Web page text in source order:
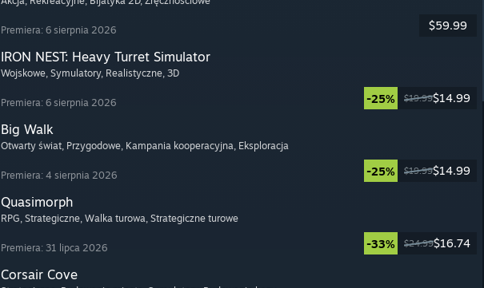
Premiera: 6 sierpnia 2026 $59.99
IRON NEST: Heavy Turret Simulator
Wojskowe, Symulatory, Realistyczne, 3D
Premiera: 6 sierpnia 2026 -25% $19.99$14.99
Big Walk
Otwarty świat, Przygodowe, Kampania kooperacyjna, Eksploracja
Premiera: 4 sierpnia 2026 -25% $19.99$14.99
Quasimorph
RPG, Strategiczne, Walka turowa, Strategiczne turowe
Premiera: 31 lipca 2026 -33% $24.99$16.74
Corsair Cove